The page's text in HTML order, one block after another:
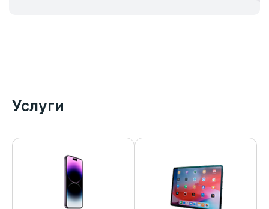
Услуги